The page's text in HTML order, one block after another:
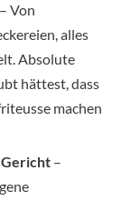
– Von
alles
Absolute
hättest, dass
machen
–